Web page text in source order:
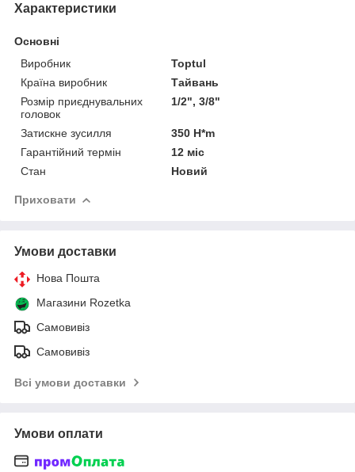
Характеристики
Основні
Виробник
Toptul
Країна виробник
Тайвань
Розмір приєднувальних
головок
1/2", 3/8"
Затискне зусилля
350 H*m
Гарантійний термін
12 міс
Стан
Новий
Приховати
Умови доставки
Нова Пошта
Магазини Rozetka
Самовивіз
Самовивіз
Всі умови доставки
Умови оплати